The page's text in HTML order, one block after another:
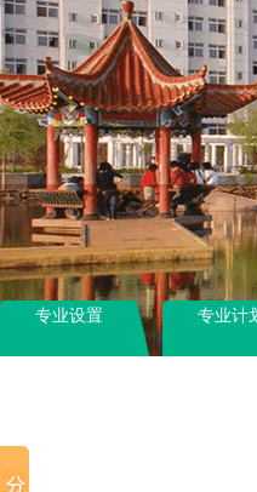
专业设置 专业计